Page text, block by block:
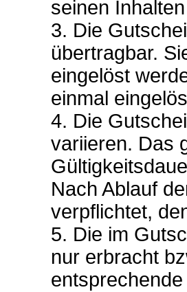
seinen
3. Die
übertragbar.
eingelöst
einmal
4. Die
variieren. Das
Nach Ablauf
verpflichtet,
5. Die im
nur erbracht